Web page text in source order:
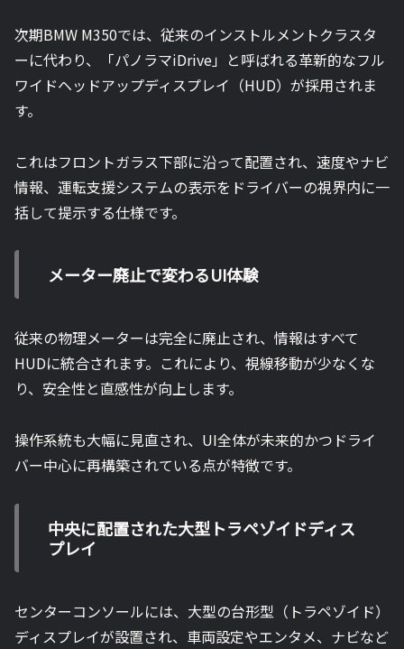
次期BMW M350では、従来のインストルメントクラスタ
ーに代わり、「パノラマiDrive」と呼ばれる革新的なフル
ワイドヘッドアップディスプレイ（HUD）が採用されま
す。
これはフロントガラス下部に沿って配置され、速度やナビ
情報、運転支援システムの表示をドライバーの視界内に一
括して提示する仕様です。
メーター廃止で変わるUI体験
従来の物理メーターは完全に廃止され、情報はすべて
HUDに統合されます。これにより、視線移動が少なくな
り、安全性と直感性が向上します。
操作系統も大幅に見直され、UI全体が未来的かつドライ
バー中心に再構築されている点が特徴です。
中央に配置された大型トラペゾイドディス
プレイ
センターコンソールには、大型の台形型（トラペゾイド）
ディスプレイが設置され、車両設定やエンタメ、ナビなど